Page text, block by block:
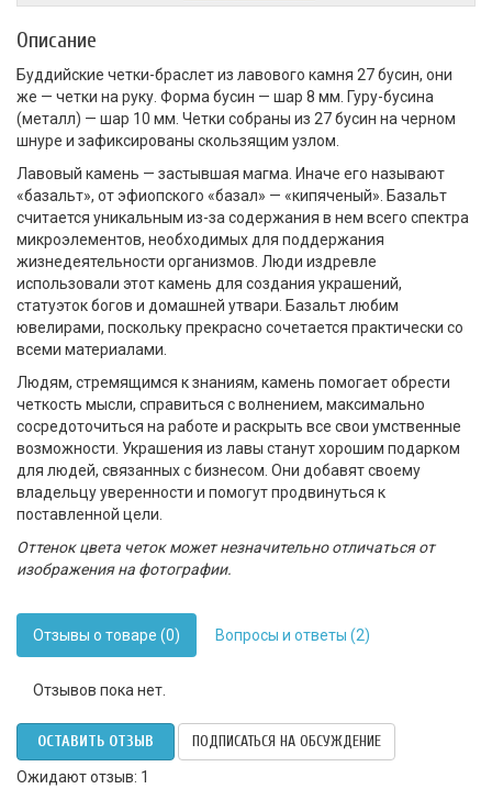
Описание
Буддийские четки-браслет из лавового камня 27 бусин, они
же — четки на руку. Форма бусин — шар 8 мм. Гуру-бусина
(металл) — шар 10 мм. Четки собраны из 27 бусин на черном
шнуре и зафиксированы скользящим узлом.
Лавовый камень — застывшая магма. Иначе его называют
«базальт», от эфиопского «базал» — «кипяченый». Базальт
считается уникальным из-за содержания в нем всего спектра
микроэлементов, необходимых для поддержания
жизнедеятельности организмов. Люди издревле
использовали этот камень для создания украшений,
статуэток богов и домашней утвари. Базальт любим
ювелирами, поскольку прекрасно сочетается практически со
всеми материалами.
Людям, стремящимся к знаниям, камень помогает обрести
четкость мысли, справиться с волнением, максимально
сосредоточиться на работе и раскрыть все свои умственные
возможности. Украшения из лавы станут хорошим подарком
для людей, связанных с бизнесом. Они добавят своему
владельцу уверенности и помогут продвинуться к
поставленной цели.
Оттенок цвета четок может незначительно отличаться от
изображения на фотографии.
Отзывы о товаре (0) Вопросы и ответы (2)
Отзывов пока нет.
ОСТАВИТЬ ОТЗЫВ ПОДПИСАТЬСЯ НА ОБСУЖДЕНИЕ
Ожидают отзыв: 1